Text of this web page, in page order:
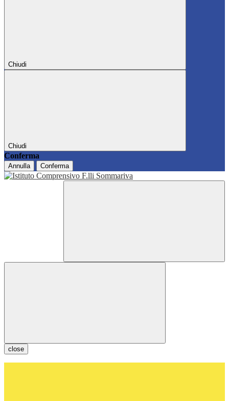
Chiudi
Chiudi
Conferma
Annulla Conferma
close